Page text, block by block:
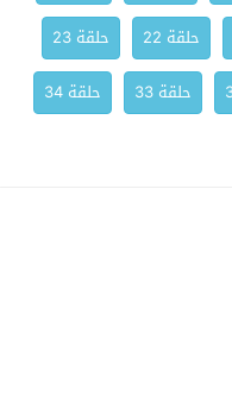
حلقة 22
حلقة 23
حلقة 33
حلقة 34